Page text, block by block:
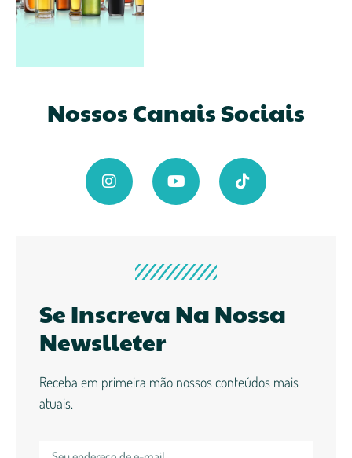
Nossos Canais Sociais
Se Inscreva Na Nossa
Newslleter
Receba em primeira mão nossos conteúdos mais
atuais.